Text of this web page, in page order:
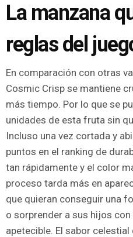
La manzana
reglas del
En comparación con otras
Cosmic Crisp se mantiene
más tiempo. Por lo que se
unidades de esta fruta sin
Incluso una vez cortada y
puntos en el ranking de
tan rápidamente y el color
proceso tarda más en
que quieran conseguir una
o sorprender a sus hijos
apetecible. El sabor